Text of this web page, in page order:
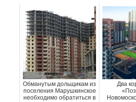
Обманутым дольщикам из
поселения Марушкинское
необходимо обратиться в
Два